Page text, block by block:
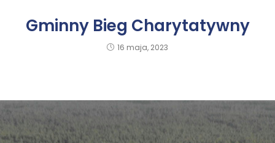
Gminny Bieg Charytatywny
16 maja, 2023